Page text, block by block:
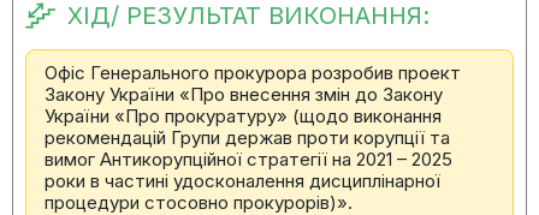
ХІД/ РЕЗУЛЬТАТ ВИКОНАННЯ:
Офіс Генерального прокурора розробив проект
Закону України «Про внесення змін до Закону
України «Про прокуратуру» (щодо виконання
рекомендацій Групи держав проти корупції та
вимог Антикорупційної стратегії на 2021 – 2025
роки в частині удосконалення дисциплінарної
процедури стосовно прокурорів)».